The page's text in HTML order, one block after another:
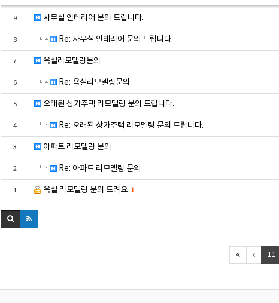
9 사무실 인테리어 문의 드립니다.
8 Re: 사무실 인테리어 문의 드립니다.
7 욕실리모델링문의
6 Re: 욕실리모델링문의
5 오래된 상가주택 리모델링 문의 드립니다.
4 Re: 오래된 상가주택 리모델링 문의 드립니다.
3 아파트 리모델링 문의
2 Re: 아파트 리모델링 문의
1 욕실 리모델링 문의 드려요 1
11